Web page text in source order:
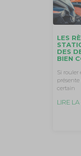
LES
DES
BIEN
Si rouler
certain
LIRE